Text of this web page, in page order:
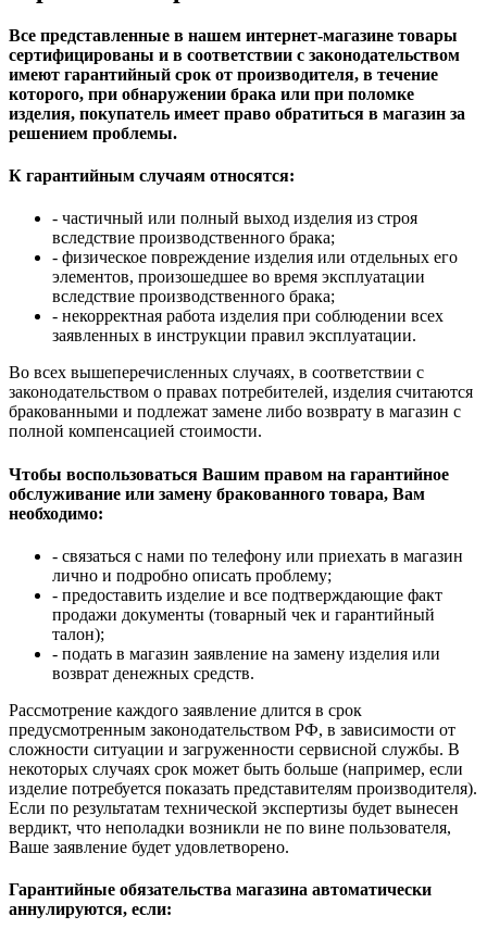
Все представленные в нашем интернет-магазине товары
сертифицированы и в соответствии с законодательством
имеют гарантийный срок от производителя, в течение
которого, при обнаружении брака или при поломке
изделия, покупатель имеет право обратиться в магазин за
решением проблемы.
К гарантийным случаям относятся:
- частичный или полный выход изделия из строя
вследствие производственного брака;
- физическое повреждение изделия или отдельных его
элементов, произошедшее во время эксплуатации
вследствие производственного брака;
- некорректная работа изделия при соблюдении всех
заявленных в инструкции правил эксплуатации.
Во всех вышеперечисленных случаях, в соответствии с
законодательством о правах потребителей, изделия считаются
бракованными и подлежат замене либо возврату в магазин с
полной компенсацией стоимости.
Чтобы воспользоваться Вашим правом на гарантийное
обслуживание или замену бракованного товара, Вам
необходимо:
- связаться с нами по телефону или приехать в магазин
лично и подробно описать проблему;
- предоставить изделие и все подтверждающие факт
продажи документы (товарный чек и гарантийный
талон);
- подать в магазин заявление на замену изделия или
возврат денежных средств.
Рассмотрение каждого заявление длится в срок
предусмотренным законодательством РФ, в зависимости от
сложности ситуации и загруженности сервисной службы. В
некоторых случаях срок может быть больше (например, если
изделие потребуется показать представителям производителя).
Если по результатам технической экспертизы будет вынесен
вердикт, что неполадки возникли не по вине пользователя,
Ваше заявление будет удовлетворено.
Гарантийные обязательства магазина автоматически
аннулируются, если: